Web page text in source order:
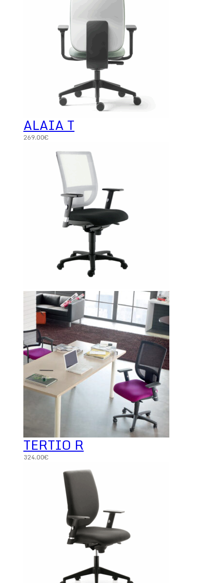
ALAIA T
269.00€
TERTIO R
324.00€